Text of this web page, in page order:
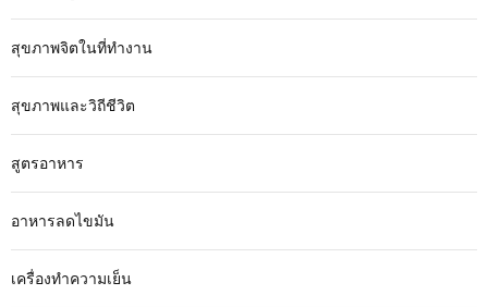
สุขภาพจิตในที่ทำงาน
สุขภาพและวิถีชีวิต
สูตรอาหาร
อาหารลดไขมัน
เครื่องทำความเย็น